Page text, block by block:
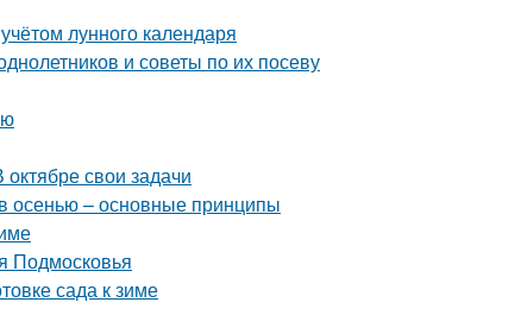
лунного календаря
и советы по их посеву
свои задачи
осенью – основные принципы
Подмосковья
сада к зиме